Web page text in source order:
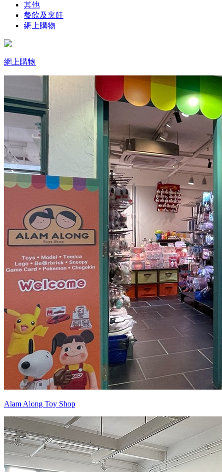
其他
餐飲及烹飪
網上購物
網上購物
Alam Along Toy Shop